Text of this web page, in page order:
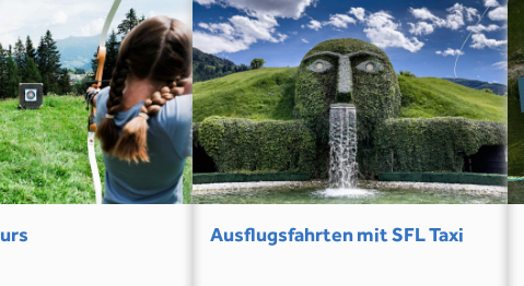
Ausflugsfahrten mit SFL Taxi